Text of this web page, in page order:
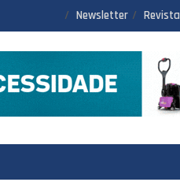
Newsletter Revista